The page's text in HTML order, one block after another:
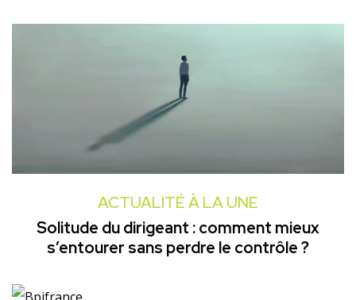
ACTUALITÉ À LA UNE
Solitude du dirigeant : comment mieux
s’entourer sans perdre le contrôle ?